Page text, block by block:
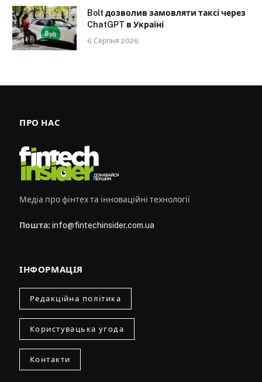
Bolt дозволив замовляти таксі через
ChatGPT в Україні
6 Серпня 2026
ПРО НАС
Медіа про фінтех та інноваційні технології
Пошта: info@fintechinsider.com.ua
ІНФОРМАЦІЯ
Редакційна політика
Користувацька угода
Контакти